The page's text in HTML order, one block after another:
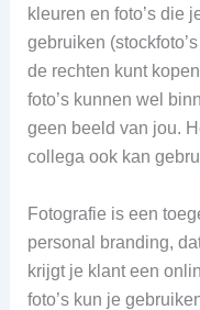
kleuren en foto’s die
gebruiken
de rechten kunt
foto’s kunnen wel
geen beeld van jou.
collega ook kan
Fotografie is een
personal branding,
krijgt je klant een
foto’s kun je